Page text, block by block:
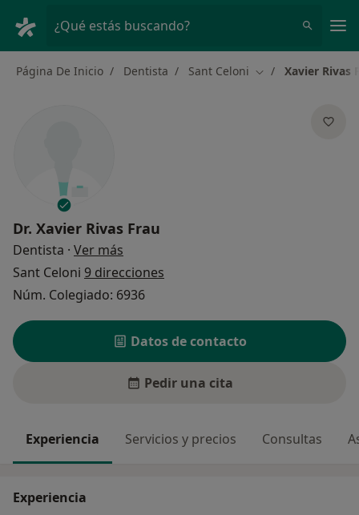
¿Qué estás buscando?
Página De Inicio Dentista Sant Celoni Cambiar de ciudad
Xavier Rivas
Dr. Xavier Rivas Frau
Dentista · Ver más
Sant Celoni 9 direcciones
Núm. Colegiado: 6936
Datos de contacto
Pedir una cita
Experiencia Servicios y precios Consultas
Experiencia